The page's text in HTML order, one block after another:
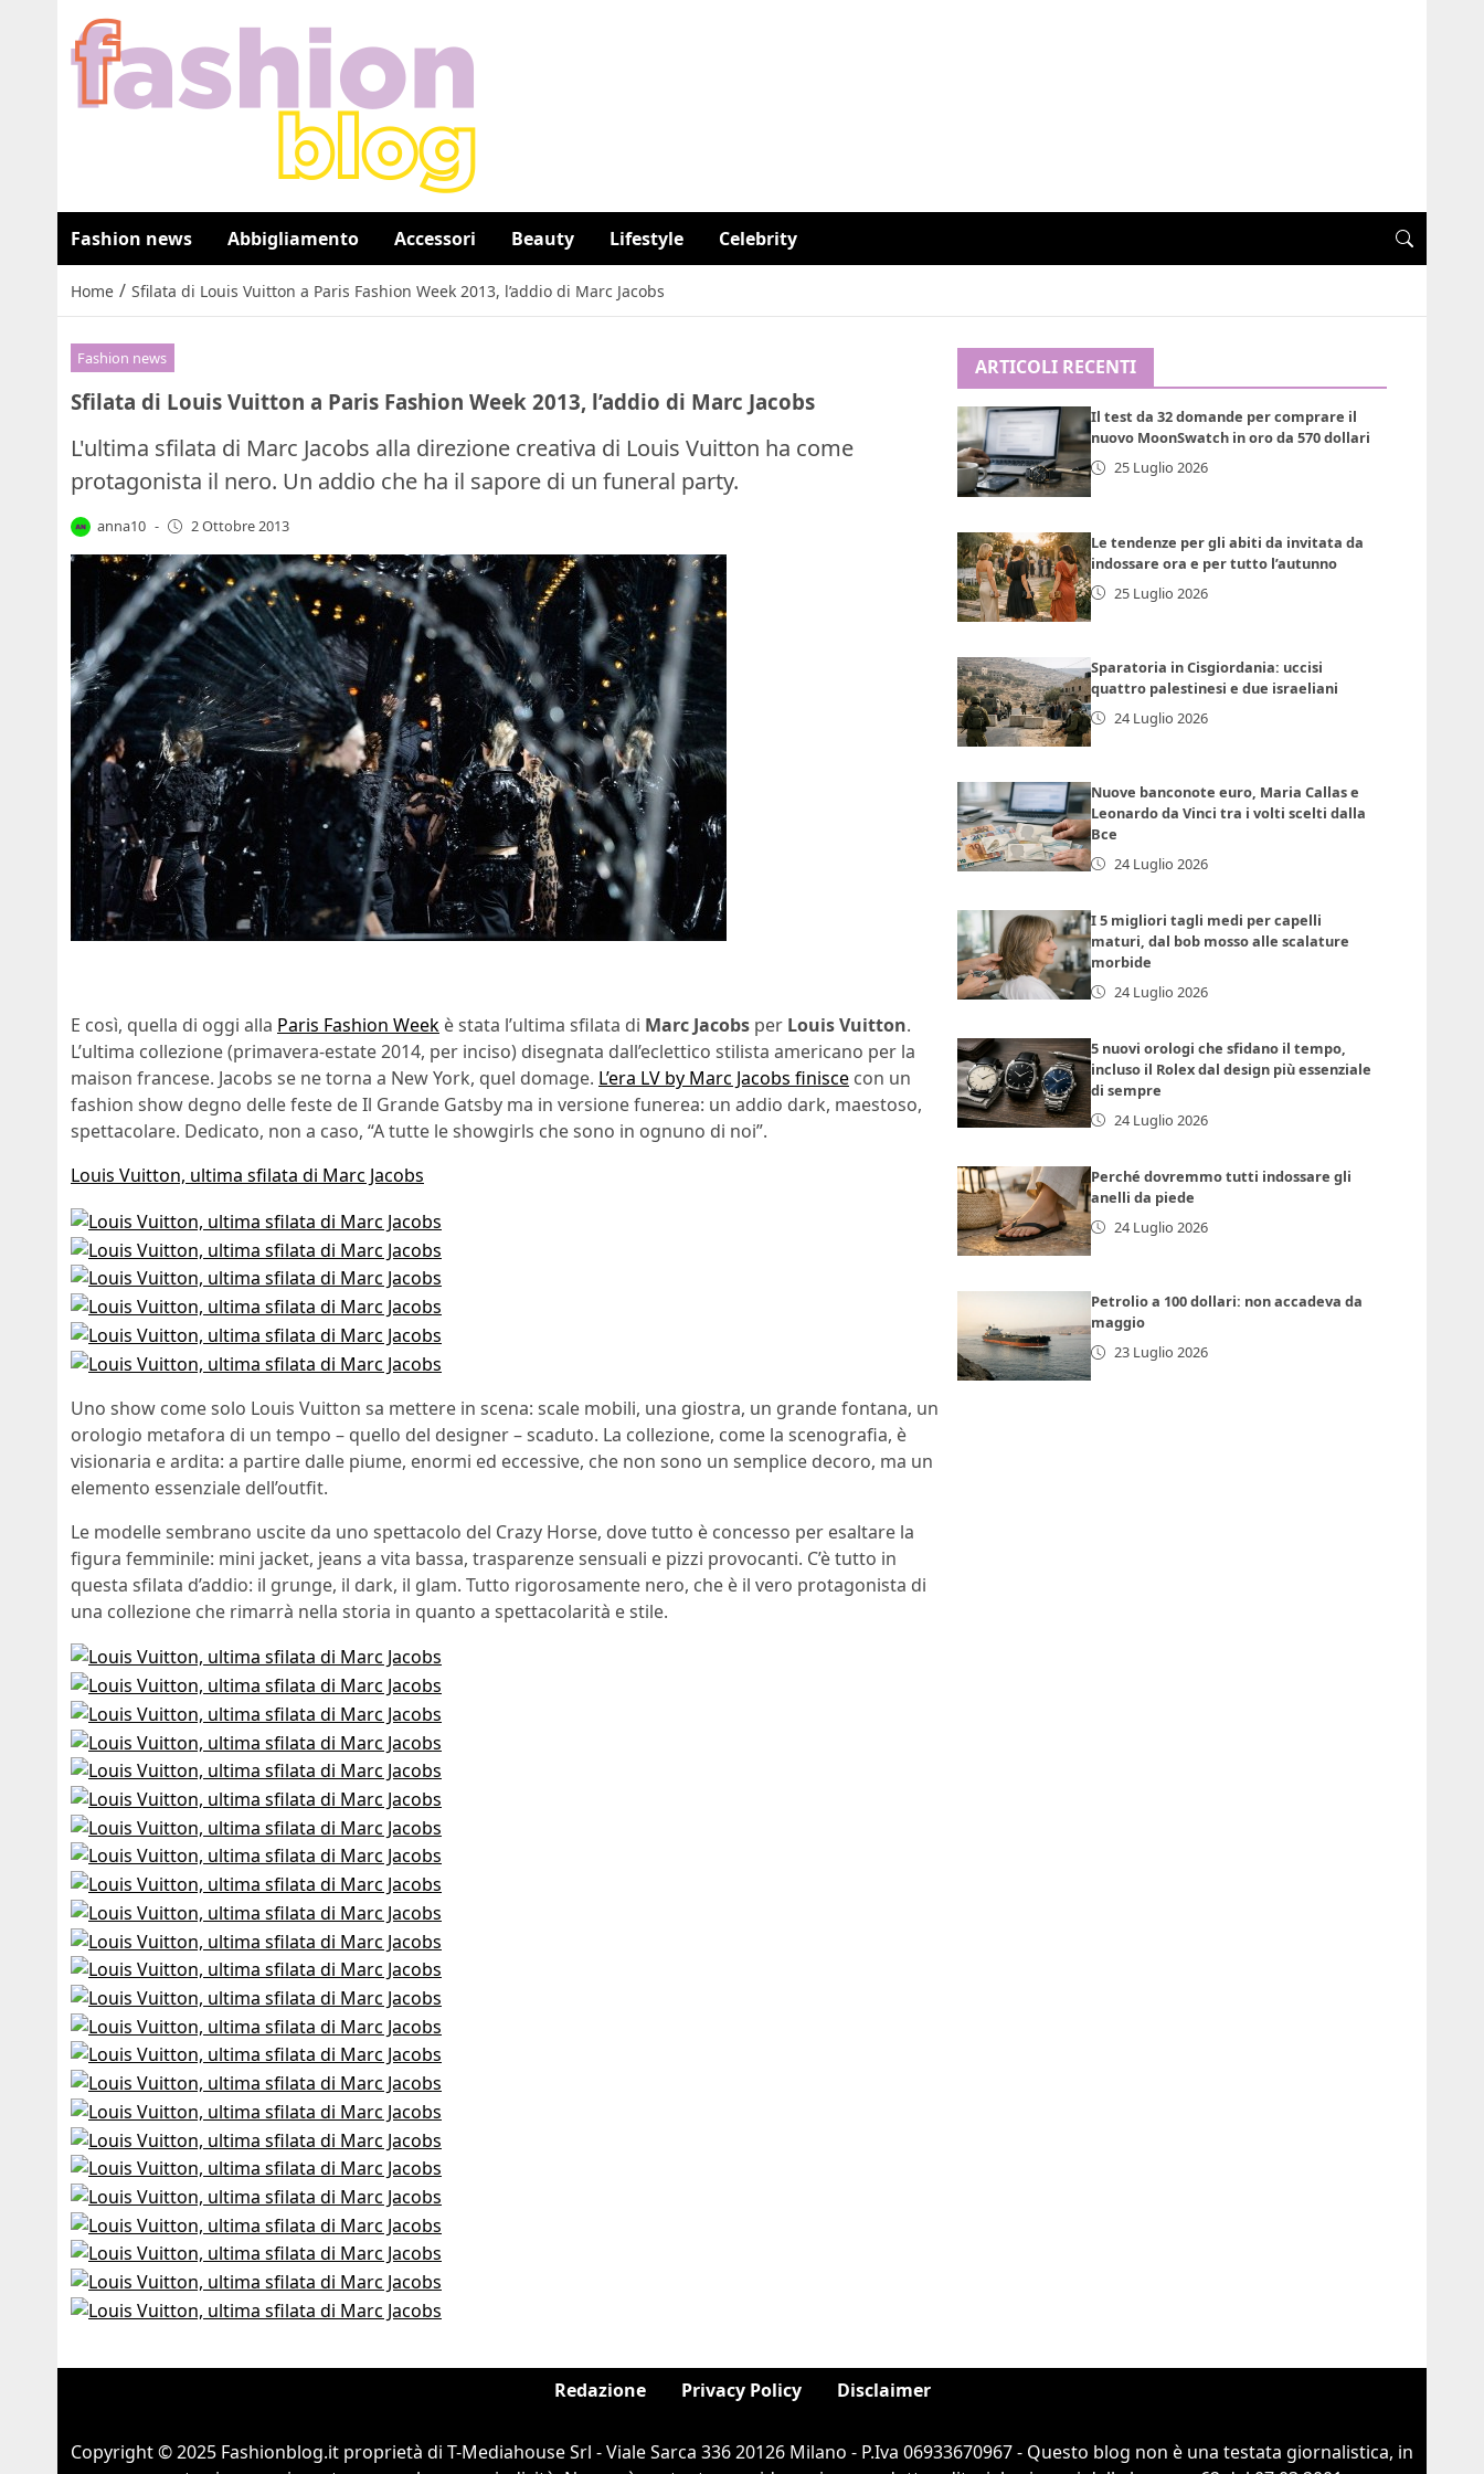
Fashion news Abbigliamento Accessori Beauty Lifestyle Celebrity
Home / Sfilata di Louis Vuitton a Paris Fashion Week 2013, l’addio di Marc Jacobs
Fashion news
Sfilata di Louis Vuitton a Paris Fashion Week 2013, l’addio di Marc Jacobs
L'ultima sfilata di Marc Jacobs alla direzione creativa di Louis Vuitton ha come
protagonista il nero. Un addio che ha il sapore di un funeral party.
anna10 - 2 Ottobre 2013
E così, quella di oggi alla Paris Fashion Week è stata l’ultima sfilata di Marc Jacobs per Louis Vuitton.
L’ultima collezione (primavera-estate 2014, per inciso) disegnata dall’eclettico stilista americano per la
maison francese. Jacobs se ne torna a New York, quel domage. L’era LV by Marc Jacobs finisce con un
fashion show degno delle feste de Il Grande Gatsby ma in versione funerea: un addio dark, maestoso,
spettacolare. Dedicato, non a caso, “A tutte le showgirls che sono in ognuno di noi”.
Louis Vuitton, ultima sfilata di Marc Jacobs
Uno show come solo Louis Vuitton sa mettere in scena: scale mobili, una giostra, un grande fontana, un
orologio metafora di un tempo – quello del designer – scaduto. La collezione, come la scenografia, è
visionaria e ardita: a partire dalle piume, enormi ed eccessive, che non sono un semplice decoro, ma un
elemento essenziale dell’outfit.
Le modelle sembrano uscite da uno spettacolo del Crazy Horse, dove tutto è concesso per esaltare la
figura femminile: mini jacket, jeans a vita bassa, trasparenze sensuali e pizzi provocanti. C’è tutto in
questa sfilata d’addio: il grunge, il dark, il glam. Tutto rigorosamente nero, che è il vero protagonista di
una collezione che rimarrà nella storia in quanto a spettacolarità e stile.
ARTICOLI RECENTI
Il test da 32 domande per comprare il
nuovo MoonSwatch in oro da 570 dollari
25 Luglio 2026
Le tendenze per gli abiti da invitata da
indossare ora e per tutto l’autunno
25 Luglio 2026
Sparatoria in Cisgiordania: uccisi
quattro palestinesi e due israeliani
24 Luglio 2026
Nuove banconote euro, Maria Callas e
Leonardo da Vinci tra i volti scelti dalla
Bce
24 Luglio 2026
I 5 migliori tagli medi per capelli
maturi, dal bob mosso alle scalature
morbide
24 Luglio 2026
5 nuovi orologi che sfidano il tempo,
incluso il Rolex dal design più essenziale
di sempre
24 Luglio 2026
Perché dovremmo tutti indossare gli
anelli da piede
24 Luglio 2026
Petrolio a 100 dollari: non accadeva da
maggio
23 Luglio 2026
Redazione Privacy Policy Disclaimer
Copyright © 2025 Fashionblog.it proprietà di T-Mediahouse Srl - Viale Sarca 336 20126 Milano - P.Iva 06933670967 - Questo blog non è una testata giornalistica, in